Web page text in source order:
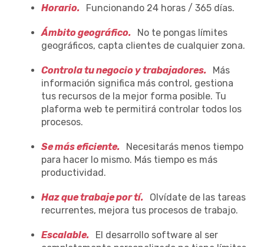
Horario. Funcionando 24 horas / 365 días.
Ámbito geográfico.
No te pongas límites
geográficos, capta clientes de cualquier zona.
Controla tu negocio y trabajadores.
Más
información significa más control, gestiona
tus recursos de la mejor forma posible. Tu
plaforma web te permitirá controlar todos los
procesos.
Se más eficiente.
Necesitarás menos tiempo
para hacer lo mismo. Más tiempo es más
productividad.
Haz que trabaje por tí.
Olvídate de las tareas
recurrentes, mejora tus procesos de trabajo.
Escalable.
El desarrollo software al ser